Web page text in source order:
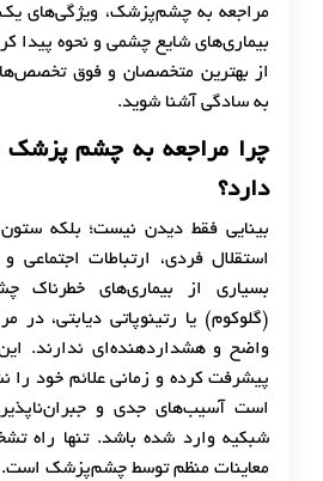
مراجعه به چشم‌پزشک، ویژگی‌های
بیماری‌های شایع چشمی و نحوه پیدا
از بهترین متخصصان و فوق
به سادگی آشنا شوید.
چرا مراجعه به چشم پزشک
دارد؟
بینایی فقط دیدن نیست؛ بلکه
استقلال فردی، ارتباطات
بسیاری از بیماری‌های خطرناک
(گلوکوم) یا رتینوپاتی دیابتی، در
واضح و هشداردهنده‌ای ندارند.
پیشرفت کرده و زمانی علائم خود
است آسیب‌های جدی و
شبکیه وارد شده باشد. تنها راه
معاینات منظم توسط چشم‌پزشک است.